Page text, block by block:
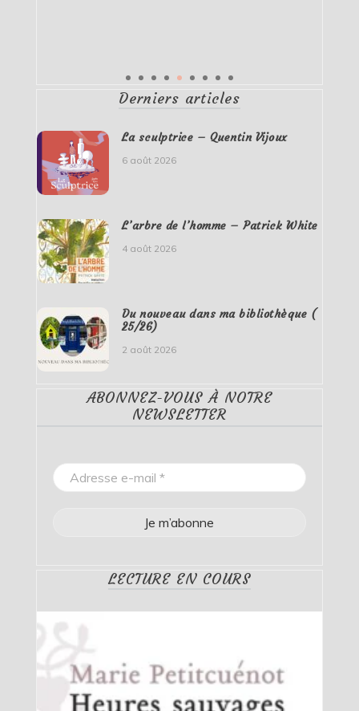
Derniers articles
La sculptrice – Quentin Vijoux
6 août 2026
L’arbre de l’homme – Patrick White
4 août 2026
Du nouveau dans ma bibliothèque (
25/26)
2 août 2026
ABONNEZ-VOUS À NOTRE
NEWSLETTER
LECTURE EN COURS